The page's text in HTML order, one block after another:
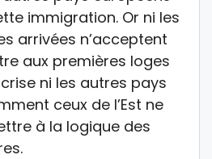
immigration. Or ni les
arrivées n’acceptent
aux premières loges
ni les autres pays
ceux de l’Est ne
à la logique des